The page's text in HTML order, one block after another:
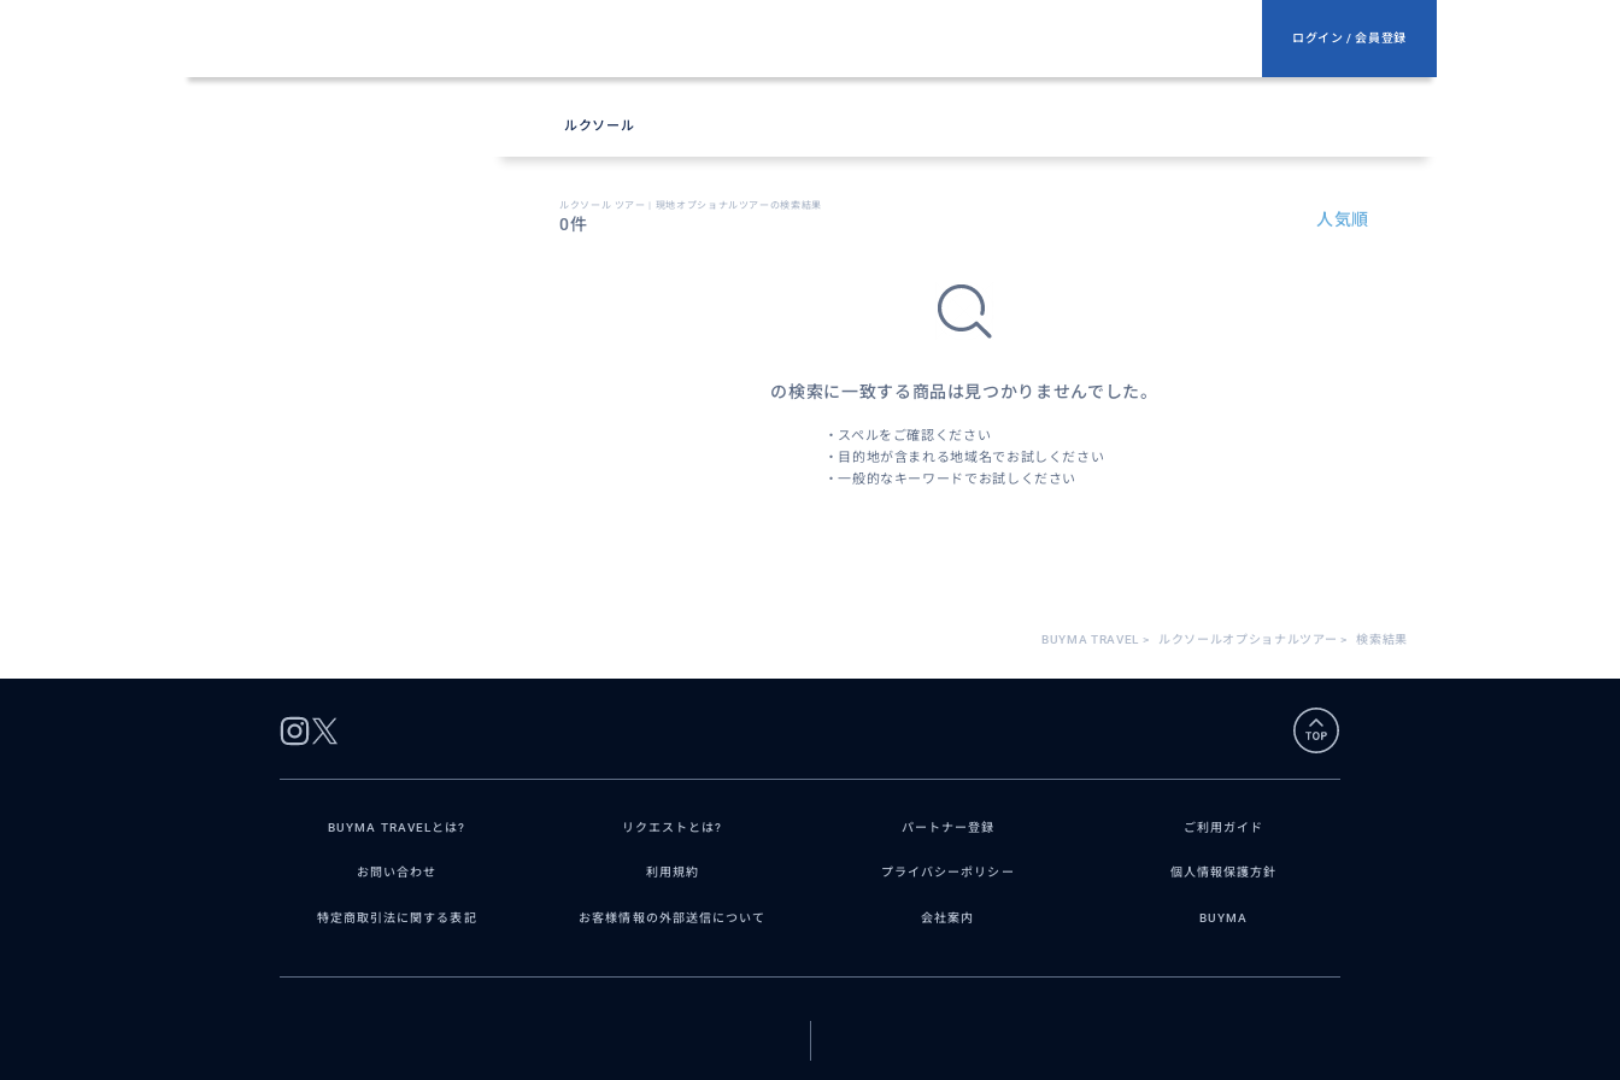
ログイン / 会員登録
ルクソール
ルクソール ツアー | 現地オプショナルツアーの検索結果
0件 人気順
の検索に一致する商品は見つかりませんでした。
・スペルをご確認ください
・目的地が含まれる地域名でお試しください
・一般的なキーワードでお試しください
BUYMA TRAVEL > ルクソールオプショナルツアー > 検索結果
BUYMA TRAVELとは? リクエストとは? パートナー登録 ご利用ガイド
お問い合わせ 利用規約 プライバシーポリシー 個人情報保護方針
特定商取引法に関する表記 お客様情報の外部送信について 会社案内 BUYMA